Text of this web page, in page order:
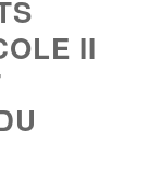
II